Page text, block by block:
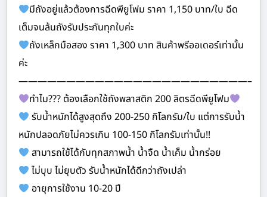
มีถังอยู่แล้วต้องการฉีดพียูโฟม ราคา 1,150 บาท/ใบ ฉีด
เต็มจนล้นถังรับประกันทุกใบค่ะ
ถังเหล็กมือสอง ราคา 1,300 บาท สินค้าพรีออเดอร์เท่านั้น
ค่ะ
————————————————————————–
ทำไม??? ต้องเลือกใช้ถังพลาสติก 200 ลิตรฉีดพียูโฟม
รับน้ำหนักได้สูงสุดถึง 200-250 กิโลกรัม/ใบ แต่การรับน้ำ
หนักปลอดภัยไม่ควรเกิน 100-150 กิโลกรัมเท่านั้น!!
สามารถใช้ได้กับทุกสภาพน้ำ น้ำจืด น้ำเค็ม น้ำกร่อย
ไม่บุบ ไม่ยุบตัว รับน้ำหนักได้ดีกว่าถังเปล่า
อายุการใช้งาน 10-20 ปี